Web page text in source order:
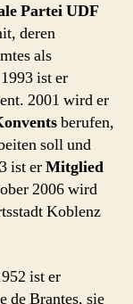
Partei UDF
deren
als
ist er
2001 wird er
berufen,
soll und
ist erMitglied
2006 wird
Koblenz
ist er
de Brantes, sie